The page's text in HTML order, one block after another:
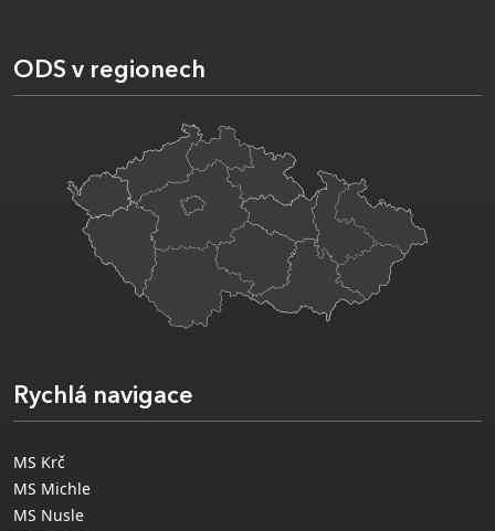
ODS v regionech
Rychlá navigace
MS Krč
MS Michle
MS Nusle